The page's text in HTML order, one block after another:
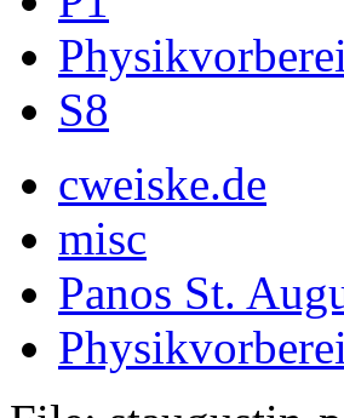
S8
cweiske.de
misc
Panos St.